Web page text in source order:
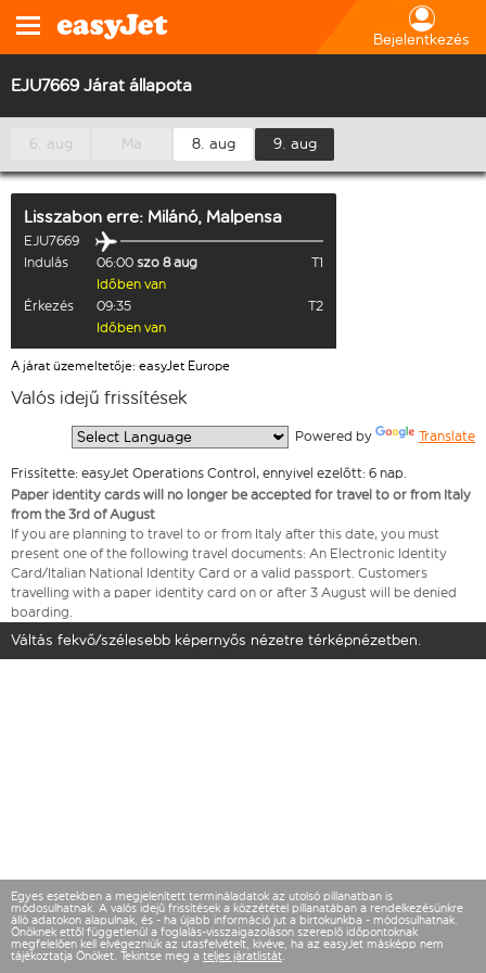
Bejelentkezés
EJU7669 Járat állapota
6. aug Ma 8. aug 9. aug
Lisszabon erre: Milánó, Malpensa
EJU7669
Indulás
06:00 szo 8 aug
T1
Időben van
Érkezés
09:35
T2
Időben van
A járat üzemeltetője: easyJet Europe
Valós idejű frissítések
Powered by Translate
Frissítette: easyJet Operations Control, ennyivel ezelőtt: 6 nap.
Paper identity cards will no longer be accepted for travel to or from Italy
from the 3rd of August
If you are planning to travel to or from Italy after this date, you must
present one of the following travel documents: An Electronic Identity
Card/Italian National Identity Card or a valid passport. Customers
travelling with a paper identity card on or after 3 August will be denied
boarding.
Váltás fekvő/szélesebb képernyős nézetre térképnézetben.
Egyes esetekben a megjelenített termináladatok az utolsó pillanatban is
módosulhatnak. A valós idejű frissítések a közzététel pillanatában a rendelkezésünkre
álló adatokon alapulnak, és - ha újabb információ jut a birtokunkba - módosulhatnak.
Önöknek ettől függetlenül a foglalás-visszaigazoláson szereplő időpontoknak
megfelelően kell elvégezniük az utasfelvételt, kivéve, ha az easyJet másképp nem
tájékoztatja Önöket. Tekintse meg a teljes járatlistát.